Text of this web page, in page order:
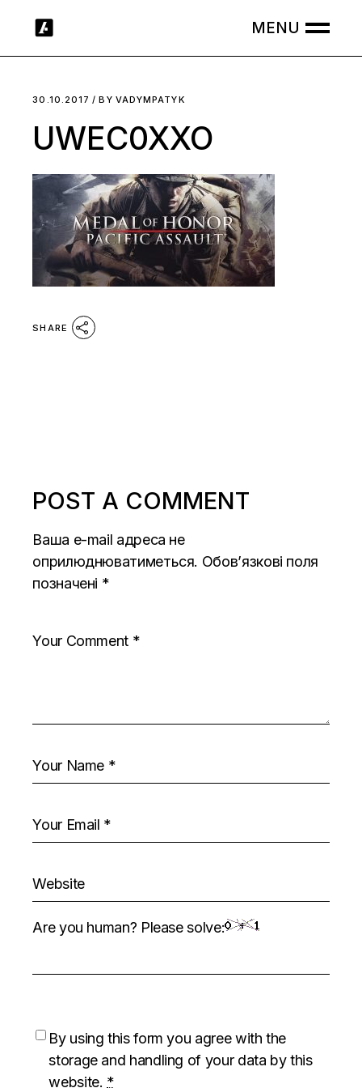
30.10.2017 BY VADYMPATYK
UWEC0XXO
SHARE
POST A COMMENT
Ваша e-mail адреса не
оприлюднюватиметься. Обов’язкові поля
позначені *
Are you human? Please solve:
By using this form you agree with the
storage and handling of your data by this
website. *